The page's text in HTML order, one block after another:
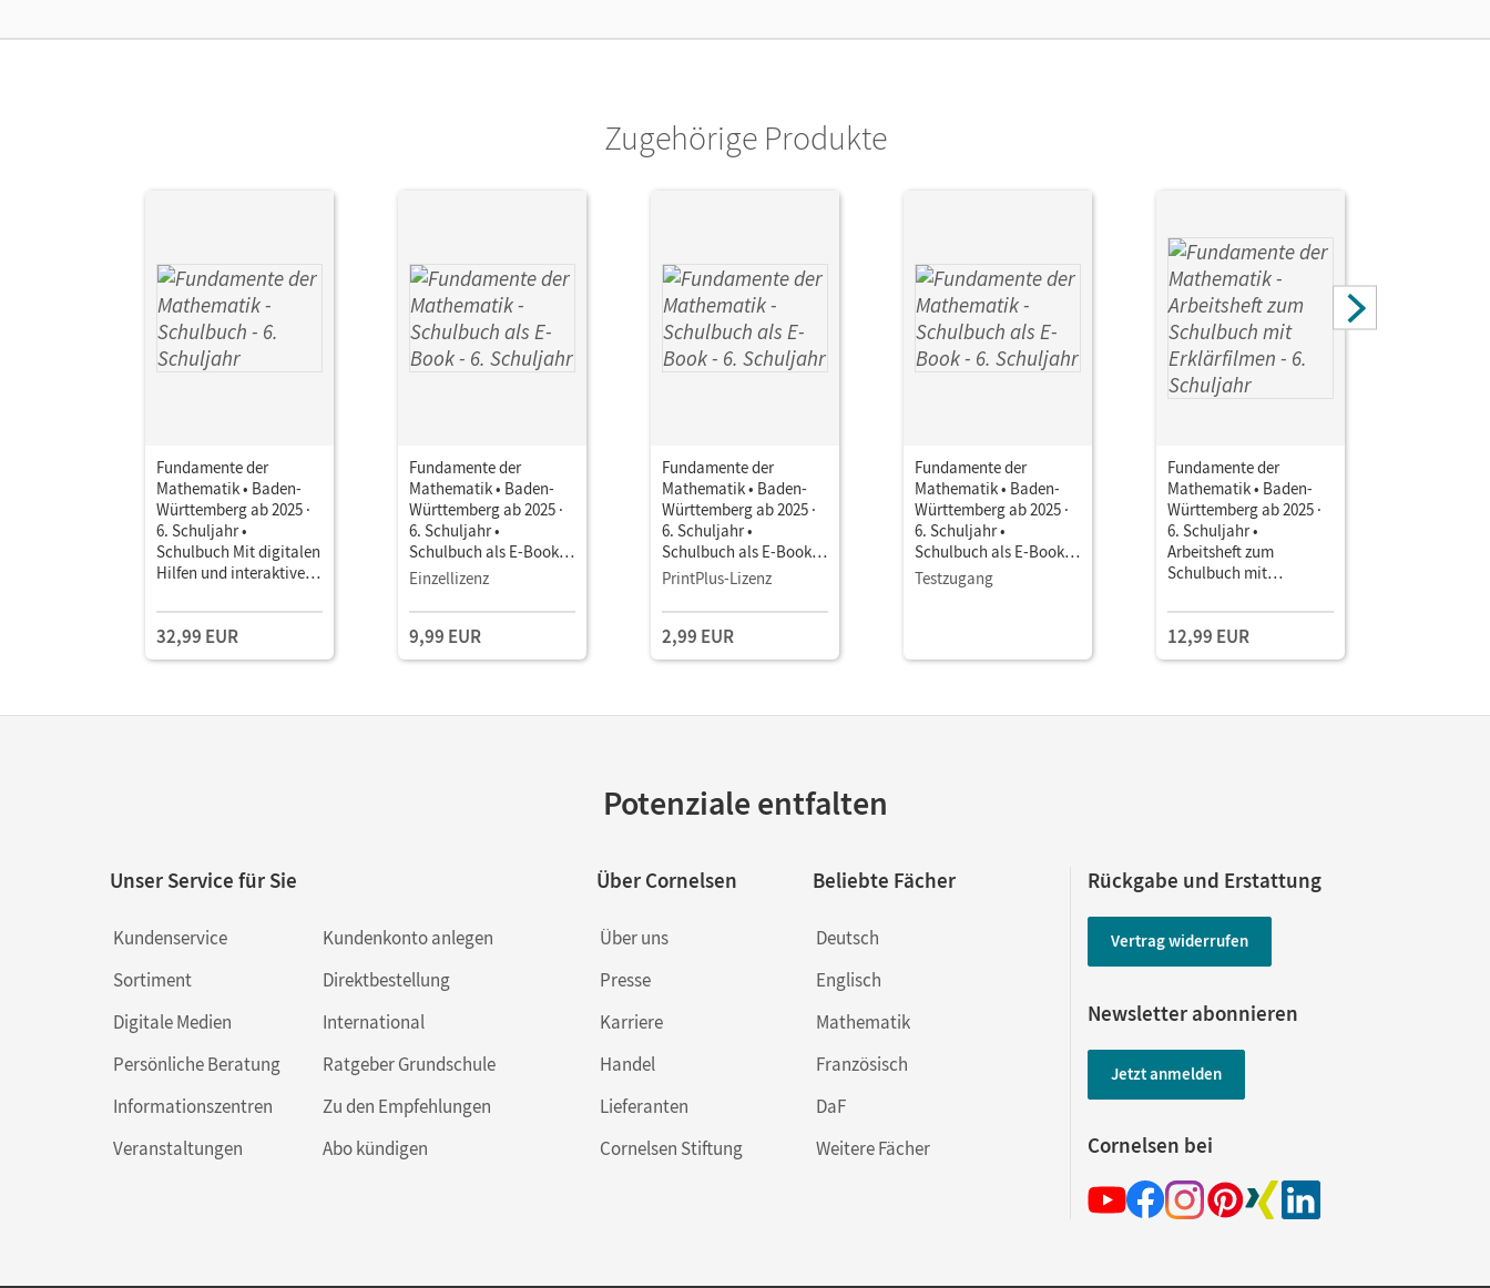
Zugehörige Produkte
Fundamente der
Mathematik • Baden-
Württemberg ab 2025 ·
6. Schuljahr •
Schulbuch Mit digitalen
Hilfen und interaktiven
32,99 EUR
Fundamente der
Mathematik • Baden-
Württemberg ab 2025 ·
6. Schuljahr •
Schulbuch als E-Book
Mit Medien
Einzellizenz
9,99 EUR
Fundamente der
Mathematik • Baden-
Württemberg ab 2025 ·
6. Schuljahr •
Schulbuch als E-Book
Mit Medien
PrintPlus-Lizenz
2,99 EUR
Fundamente der
Mathematik • Baden-
Württemberg ab 2025 ·
6. Schuljahr •
Schulbuch als E-Book
Mit Medien
Testzugang
Fundamente der
Mathematik • Baden-
Württemberg ab 2025 ·
6. Schuljahr •
Arbeitsheft zum
Schulbuch mit
eingelegten Lösungen
12,99 EUR
Potenziale entfalten
Unser Service für Sie
Kundenservice
Sortiment
Digitale Medien
Persönliche Beratung
Informationszentren
Veranstaltungen
Kundenkonto anlegen
Direktbestellung
International
Ratgeber Grundschule
Zu den Empfehlungen
Abo kündigen
Über Cornelsen
Über uns
Presse
Karriere
Handel
Lieferanten
Cornelsen Stiftung
Beliebte Fächer
Deutsch
Englisch
Mathematik
Französisch
DaF
Weitere Fächer
Rückgabe und Erstattung
Vertrag widerrufen
Newsletter abonnieren
Jetzt anmelden
Cornelsen bei